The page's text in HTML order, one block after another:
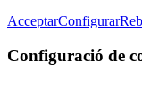
AcceptarConfigurar
Configuració de